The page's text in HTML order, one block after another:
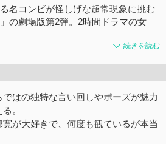
名コンビが怪しげな超常現象に挑む
の劇場版第2弾。2時間ドラマの女
続きを読む
ではの独特な言い回しやポーズが魅力
。
が大好きで、何度も観ているが本当